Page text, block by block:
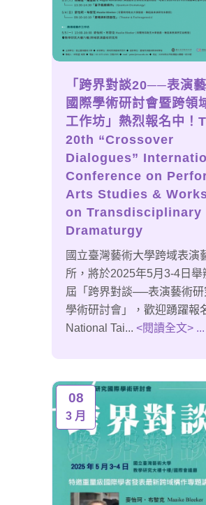
「跨界對談20──表演
國際學術研討會暨跨領
工作坊」熱烈報名中！
20th “Crossover
Dialogues”
Conference on
Arts Studies &
on Transdisciplinary
Dramaturgy
國立臺灣藝術大學跨域表演
所，將於2025年5月3-4日舉
屆「跨界對談──表演藝術研
學術研討會」，歡迎踴躍報
National Tai... <閱讀全文> ...
08
3 月